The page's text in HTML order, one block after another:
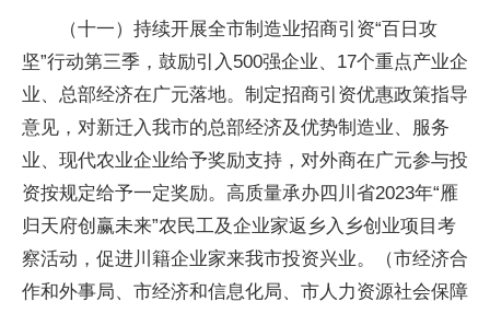
（十一）持续开展全市制造业招商引资“百日攻
坚”行动第三季，鼓励引入500强企业、17个重点产业企
业、总部经济在广元落地。制定招商引资优惠政策指导
意见，对新迁入我市的总部经济及优势制造业、服务
业、现代农业企业给予奖励支持，对外商在广元参与投
资按规定给予一定奖励。高质量承办四川省2023年“雁
归天府创赢未来”农民工及企业家返乡入乡创业项目考
察活动，促进川籍企业家来我市投资兴业。（市经济合
作和外事局、市经济和信息化局、市人力资源社会保障